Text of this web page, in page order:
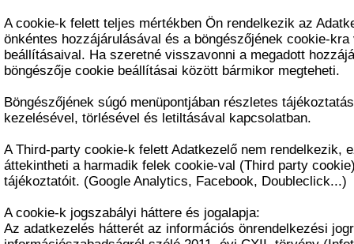
A cookie-k felett teljes mértékben Ön rendelkezik az
önkéntes hozzájárulásával és a böngészőjének cookie-kra
beállításaival. Ha szeretné visszavonni a megadott
böngészője cookie beállításai között bármikor megteheti.
Böngészőjének súgó menüpontjában részletes
kezelésével, törlésével és letiltásával kapcsolatban.
A Third-party cookie-k felett Adatkezelő nem rendelkezik,
áttekintheti a harmadik felek cookie-val (Third party
tájékoztatóit. (Google Analytics, Facebook, Doubleclick...)
A cookie-k jogszabályi háttere és jogalapja:
Az adatkezelés hátterét az információs önrendelkezési